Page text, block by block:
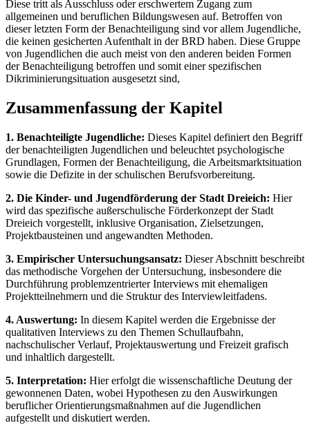
Diese tritt als Ausschluss oder erschwertem Zugang zum
allgemeinen und beruflichen Bildungswesen auf. Betroffen von
dieser letzten Form der Benachteiligung sind vor allem Jugendliche,
die keinen gesicherten Aufenthalt in der BRD haben. Diese Gruppe
von Jugendlichen die auch meist von den anderen beiden Formen
der Benachteiligung betroffen und somit einer spezifischen
Dikriminierungsituation ausgesetzt sind,
Zusammenfassung der Kapitel
1. Benachteiligte Jugendliche: Dieses Kapitel definiert den Begriff
der benachteiligten Jugendlichen und beleuchtet psychologische
Grundlagen, Formen der Benachteiligung, die Arbeitsmarktsituation
sowie die Defizite in der schulischen Berufsvorbereitung.
2. Die Kinder- und Jugendförderung der Stadt Dreieich: Hier
wird das spezifische außerschulische Förderkonzept der Stadt
Dreieich vorgestellt, inklusive Organisation, Zielsetzungen,
Projektbausteinen und angewandten Methoden.
3. Empirischer Untersuchungsansatz: Dieser Abschnitt beschreibt
das methodische Vorgehen der Untersuchung, insbesondere die
Durchführung problemzentrierter Interviews mit ehemaligen
Projektteilnehmern und die Struktur des Interviewleitfadens.
4. Auswertung: In diesem Kapitel werden die Ergebnisse der
qualitativen Interviews zu den Themen Schullaufbahn,
nachschulischer Verlauf, Projektauswertung und Freizeit grafisch
und inhaltlich dargestellt.
5. Interpretation: Hier erfolgt die wissenschaftliche Deutung der
gewonnenen Daten, wobei Hypothesen zu den Auswirkungen
beruflicher Orientierungsmaßnahmen auf die Jugendlichen
aufgestellt und diskutiert werden.